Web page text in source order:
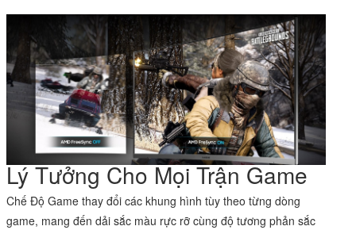
Lý Tưởng Cho Mọi Trận Game
Chế Độ Game thay đổi các khung hình tùy theo từng dòng
game, mang đến dải sắc màu rực rỡ cùng độ tương phản sắc